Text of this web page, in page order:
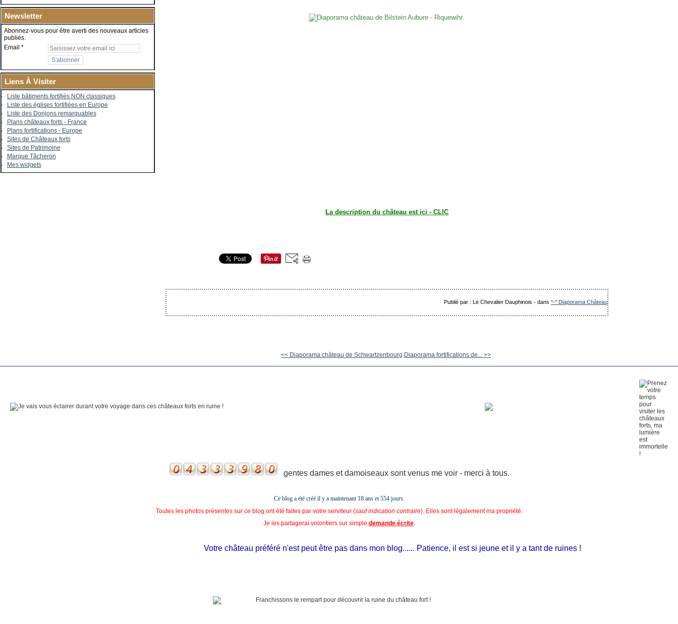
Newsletter
Abonnez-vous pour être averti des nouveaux articles
publiés.
Email
Liens À Visiter
Liste bâtiments fortifiés NON classiques
Liste des églises fortifiées en Europe
Liste des Donjons remarquables
Plans châteaux forts - France
Plans fortifications - Europe
Sites de Châteaux forts
Sites de Patrimoine
Marque Tâcheron
Mes widgets
La description du château est ici - CLIC
Publié par : Le Chevalier Dauphinois -dans *-* Diaporama Château
<< Diaporama château de Schwartzenbourg Diaporama fortifications de... >>
gentes dames et damoiseaux sont venus me voir - merci à tous.
Ce blog a été créé il y a maintenant 18 ans et554 jours.
Toutes les photos présentes sur ce blog ont été faites par votre serviteur (sauf indication contraire). Elles sont légalement ma propriété.
Je les partagerai volontiers sur simple demande écrite.
Votre château préféré n'est peut être pas dans mon blog...... Patience, il est si jeune et il y a tant de ruines !